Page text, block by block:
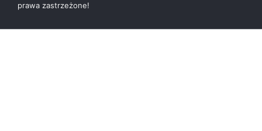
prawa zastrzeżone!